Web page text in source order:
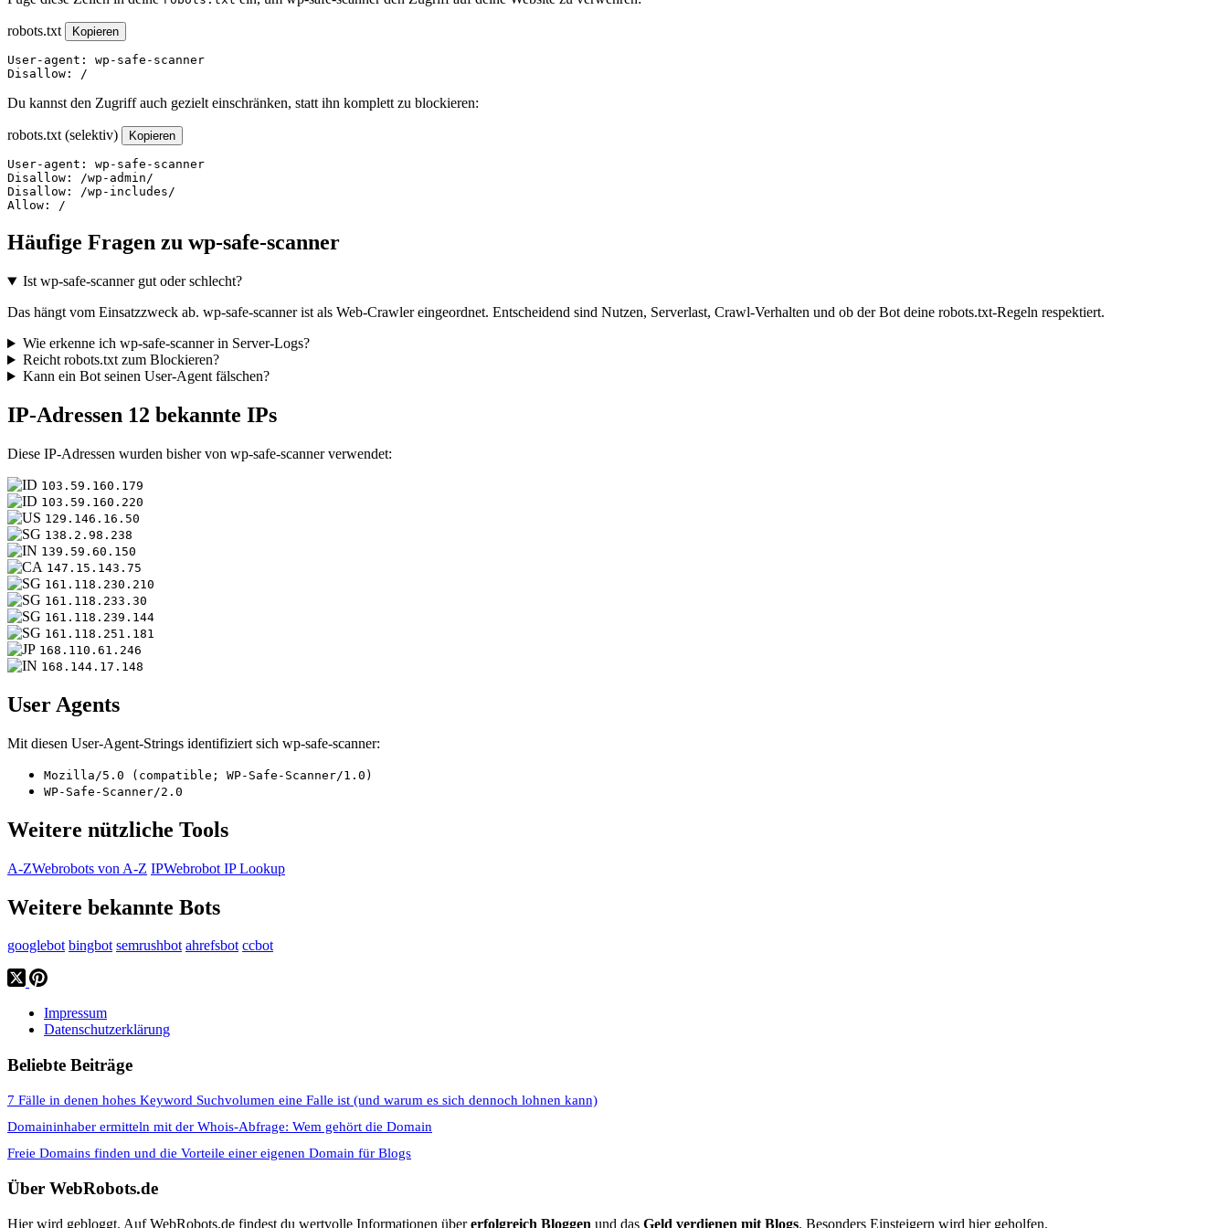
robots.txt Kopieren
User-agent: wp-safe-scanner
Disallow: /
Du kannst den Zugriff auch gezielt einschränken, statt ihn komplett zu blockieren:
robots.txt (selektiv) Kopieren
User-agent: wp-safe-scanner
Disallow: /wp-admin/
Disallow: /wp-includes/
Allow: /
Häufige Fragen zu wp-safe-scanner
Ist wp-safe-scanner gut oder schlecht?
Das hängt vom Einsatzzweck ab. wp-safe-scanner ist als Web-Crawler eingeordnet. Entscheidend sind Nutzen, Serverlast, Crawl-Verhalten und ob der Bot deine robots.txt-Regeln respektiert.
Wie erkenne ich wp-safe-scanner in Server-Logs?
Reicht robots.txt zum Blockieren?
Kann ein Bot seinen User-Agent fälschen?
IP-Adressen 12 bekannte IPs
Diese IP-Adressen wurden bisher von wp-safe-scanner verwendet:
103.59.160.179
103.59.160.220
129.146.16.50
138.2.98.238
139.59.60.150
147.15.143.75
161.118.230.210
161.118.233.30
161.118.239.144
161.118.251.181
168.110.61.246
168.144.17.148
User Agents
Mit diesen User-Agent-Strings identifiziert sich wp-safe-scanner:
Mozilla/5.0 (compatible; WP-Safe-Scanner/1.0)
WP-Safe-Scanner/2.0
Weitere nützliche Tools
A-ZWebrobots von A-Z IPWebrobot IP Lookup
Weitere bekannte Bots
googlebot bingbot semrushbot ahrefsbot ccbot
Impressum
Datenschutzerklärung
Beliebte Beiträge
7 Fälle in denen hohes Keyword Suchvolumen eine Falle ist (und warum es sich dennoch lohnen kann)
Domaininhaber ermitteln mit der Whois-Abfrage: Wem gehört die Domain
Freie Domains finden und die Vorteile einer eigenen Domain für Blogs
Über WebRobots.de
Hier wird gebloggt. Auf WebRobots.de findest du wertvolle Informationen übererfolgreich Bloggen und das Geld verdienen mit Blogs. Besonders Einsteigern wird hier geholfen.